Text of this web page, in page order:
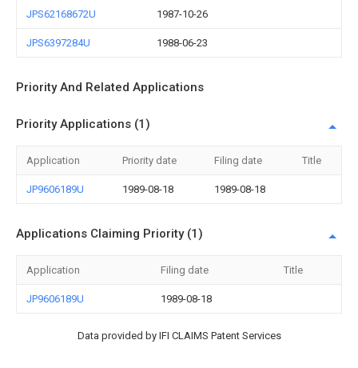
JPS62168672U 1987-10-26
JPS6397284U 1988-06-23
Priority And Related Applications
Priority Applications (1)
Application Priority date Filing date Title
JP9606189U 1989-08-18 1989-08-18
Applications Claiming Priority (1)
Application Filing date Title
JP9606189U 1989-08-18
Data provided by IFI CLAIMS Patent Services